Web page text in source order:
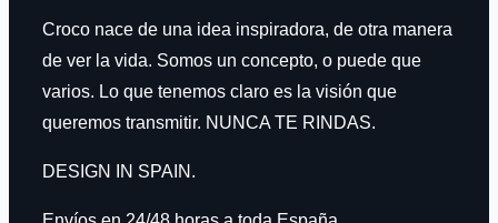
Croco nace de una idea inspiradora, de otra manera
de ver la vida. Somos un concepto, o puede que
varios. Lo que tenemos claro es la visión que
queremos transmitir. NUNCA TE RINDAS.
DESIGN IN SPAIN.